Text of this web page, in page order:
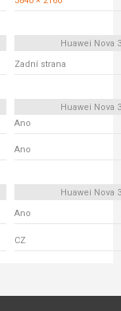
Huawei Nova 3
Zadní strana
Huawei Nova 3
Ano
Ano
Huawei Nova 3
Ano
CZ